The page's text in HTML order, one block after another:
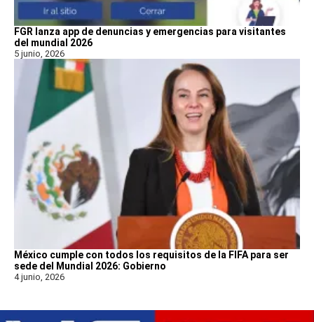
FGR lanza app de denuncias y emergencias para visitantes
del mundial 2026
5 junio, 2026
México cumple con todos los requisitos de la FIFA para ser
sede del Mundial 2026: Gobierno
4 junio, 2026